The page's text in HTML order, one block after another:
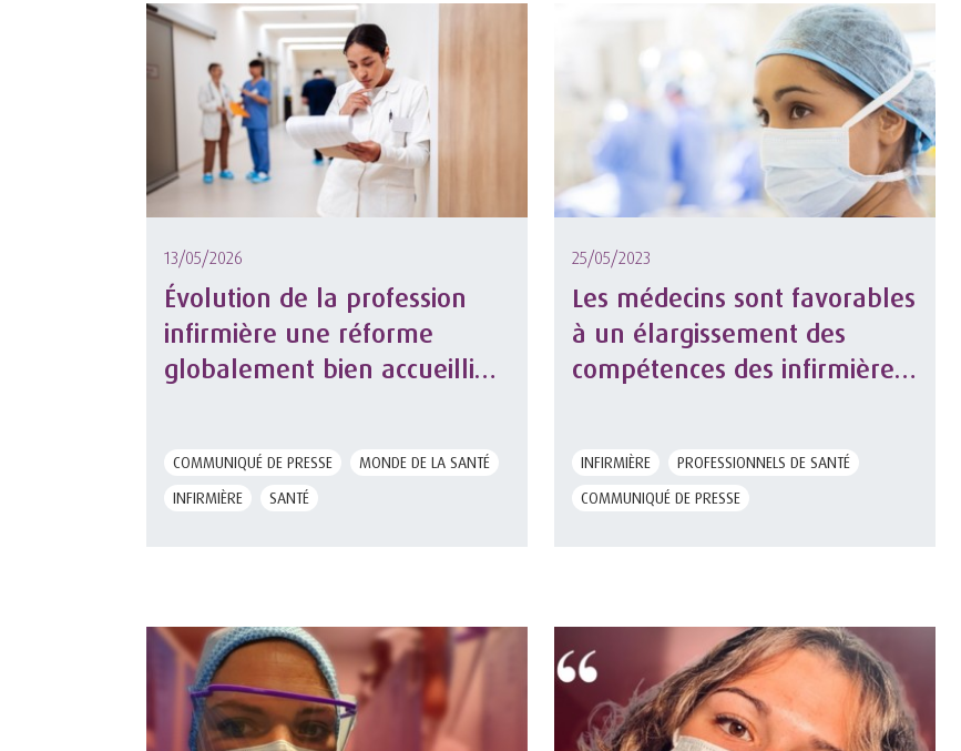
13/05/2026
Évolution de la profession
infirmière une réforme
globalement bien accueillie,
sécurisation
COMMUNIQUÉ DE PRESSE
MONDE DE LA SANTÉ
INFIRMIÈRE
SANTÉ
25/05/2023
Les médecins sont favorables
à un élargissement des
compétences des infirmières,
INFIRMIÈRE
PROFESSIONNELS DE SANTÉ
COMMUNIQUÉ DE PRESSE